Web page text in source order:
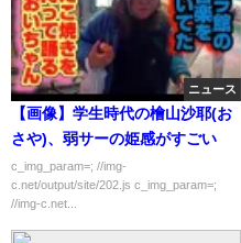
ニュース
【画像】学生時代の檜山沙耶(お
さや)、弱サーの姫感がすごい
c_img_param=; //img-
c.net/output/site/202.js c_img_param=;
//img-c.net...